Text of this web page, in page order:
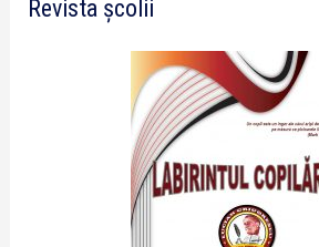
Revista școlii